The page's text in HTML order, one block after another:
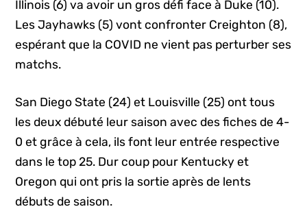
Illinois (6) va avoir un gros défi face à Duke (10).
Les Jayhawks (5) vont confronter Creighton (8),
espérant que la COVID ne vient pas perturber ses
matchs.
San Diego State (24) et Louisville (25) ont tous
les deux débuté leur saison avec des fiches de 4-
0 et grâce à cela, ils font leur entrée respective
dans le top 25. Dur coup pour Kentucky et
Oregon qui ont pris la sortie après de lents
débuts de saison.